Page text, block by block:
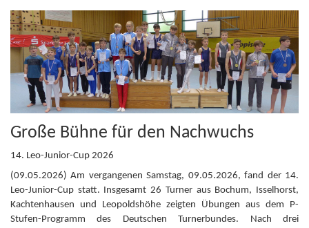
Große Bühne für den Nachwuchs
14. Leo-Junior-Cup 2026
(09.05.2026) Am vergangenen Samstag, 09.05.2026, fand der 14.
Leo-Junior-Cup statt. Insgesamt 26 Turner aus Bochum, Isselhorst,
Kachtenhausen und Leopoldshöhe zeigten Übungen aus dem P-
Stufen-Programm des Deutschen Turnerbundes. Nach drei